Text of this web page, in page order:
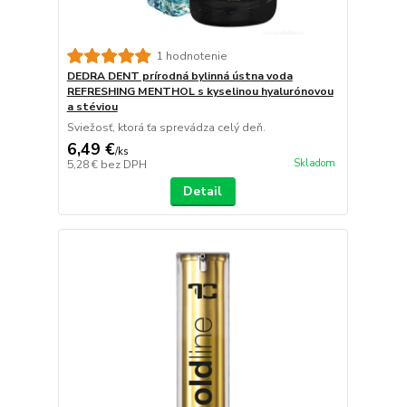
1 hodnotenie
DEDRA DENT prírodná bylinná ústna voda
REFRESHING MENTHOL s kyselinou hyalurónovou
a stéviou
Sviežosť, ktorá ťa sprevádza celý deň.
6,49 €/ks
5,28 € bez DPH Skladom
Detail